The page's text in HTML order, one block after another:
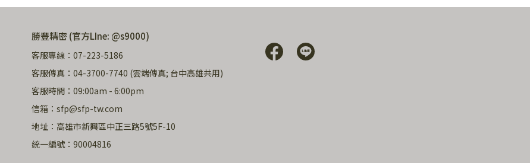
勝豐精密 (官方LIne: @s9000)
客服專線：07-223-5186
客服傳真：04-3700-7740 (雲端傳真; 台中高雄共用)
客服時間：09:00am - 6:00pm
信箱：sfp@sfp-tw.com
地址：高雄市新興區中正三路5號5F-10
統一編號：90004816